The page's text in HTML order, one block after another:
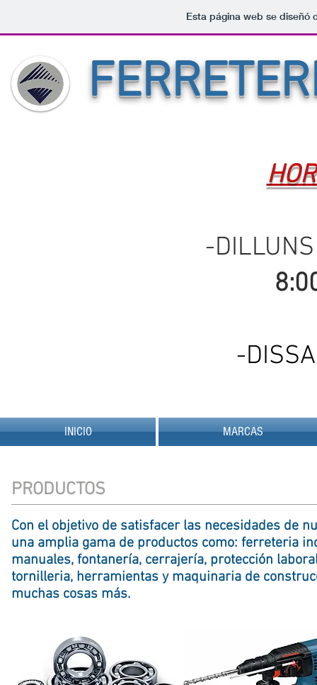
Esta página web se diseñó
-
-
INICIO MARCAS
PRODUCTOS
Con el objetivo de satisfacer las necesidades de
una amplia gama de productos como: ferreteria
manuales, fontanería, cerrajería, protección
tornilleria, herramientas y maquinaria de
muchas cosas más.